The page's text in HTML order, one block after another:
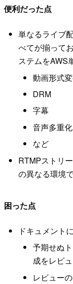
便利だった点
単なるライブ
べてが揃って
ステムをAWS
動画形式
DRM
字幕
音声多重化
など
RTMPストリ
の異なる環境
困った点
ドキュメント
予期せぬ
成をレビ
レビュー